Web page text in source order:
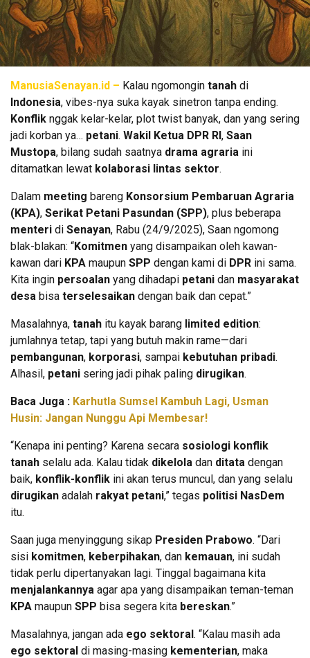
ManusiaSenayan.id – Kalau ngomongin tanah di
Indonesia, vibes-nya suka kayak sinetron tanpa ending.
Konflik nggak kelar-kelar, plot twist banyak, dan yang sering
jadi korban ya… petani. Wakil Ketua DPR RI, Saan
Mustopa, bilang sudah saatnya drama agraria ini
ditamatkan lewat kolaborasi lintas sektor.
Dalam meeting bareng Konsorsium Pembaruan Agraria
(KPA), Serikat Petani Pasundan (SPP), plus beberapa
menteri di Senayan, Rabu (24/9/2025), Saan ngomong
blak-blakan: “Komitmen yang disampaikan oleh kawan-
kawan dari KPA maupun SPP dengan kami di DPR ini sama.
Kita ingin persoalan yang dihadapi petani dan masyarakat
desa bisa terselesaikan dengan baik dan cepat.”
Masalahnya, tanah itu kayak barang limited edition:
jumlahnya tetap, tapi yang butuh makin rame—dari
pembangunan, korporasi, sampai kebutuhan pribadi.
Alhasil, petani sering jadi pihak paling dirugikan.
Baca Juga : Karhutla Sumsel Kambuh Lagi, Usman
Husin: Jangan Nunggu Api Membesar!
“Kenapa ini penting? Karena secara sosiologi konflik
tanah selalu ada. Kalau tidak dikelola dan ditata dengan
baik, konflik-konflik ini akan terus muncul, dan yang selalu
dirugikan adalah rakyat petani,” tegas politisi NasDem
itu.
Saan juga menyinggung sikap Presiden Prabowo. “Dari
sisi komitmen, keberpihakan, dan kemauan, ini sudah
tidak perlu dipertanyakan lagi. Tinggal bagaimana kita
menjalankannya agar apa yang disampaikan teman-teman
KPA maupun SPP bisa segera kita bereskan.”
Masalahnya, jangan ada ego sektoral. “Kalau masih ada
ego sektoral di masing-masing kementerian, maka